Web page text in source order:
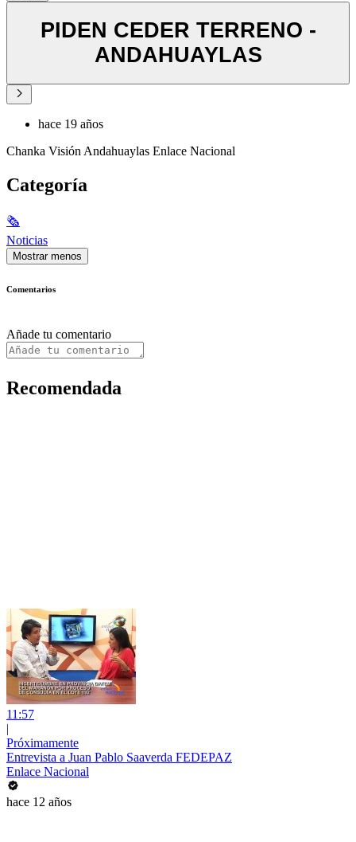
PIDEN CEDER TERRENO -
ANDAHUAYLAS
hace 19 años
Chanka Visión Andahuaylas Enlace Nacional
Categoría
🗞
Noticias
Mostrar menos
Comentarios
Añade tu comentario
Recomendada
11:57
|
Próximamente
Entrevista a Juan Pablo Saaverda FEDEPAZ
Enlace Nacional
hace 12 años